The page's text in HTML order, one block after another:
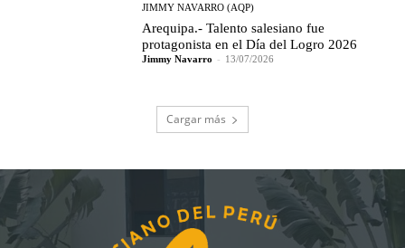
JIMMY NAVARRO (AQP)
Arequipa.- Talento salesiano fue
protagonista en el Día del Logro 2026
Jimmy Navarro - 13/07/2026
Cargar más